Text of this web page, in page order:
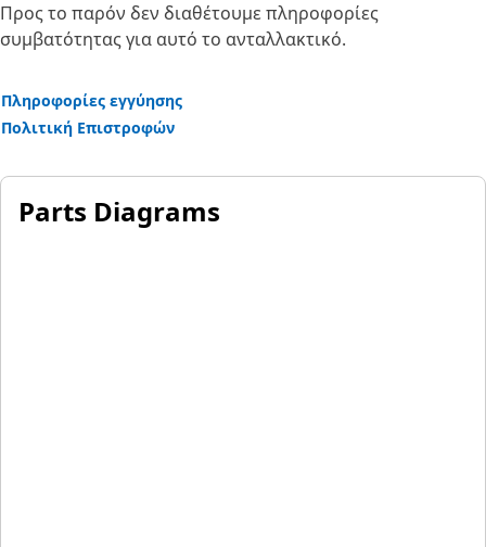
Προς το παρόν δεν διαθέτουμε πληροφορίες
συμβατότητας για αυτό το ανταλλακτικό.
Πληροφορίες εγγύησης
Πολιτική Επιστροφών
Parts Diagrams